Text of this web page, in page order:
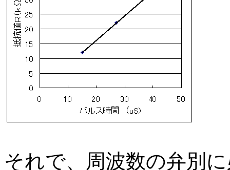
それで、周波数の弁別